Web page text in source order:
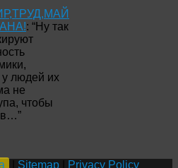
: “Ну так
людей их
не
чтобы
в…”
Sitemap Privacy Policy